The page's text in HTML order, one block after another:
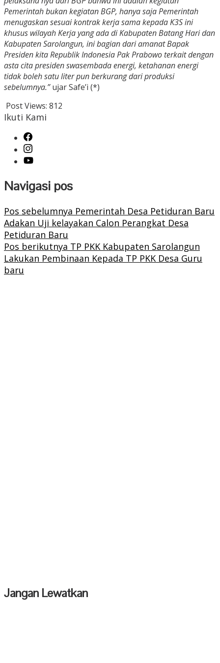
Pemerintah bukan kegiatan BGP, hanya saja Pemerintah
menugaskan sesuai kontrak kerja sama kepada K3S ini
khusus wilayah Kerja yang ada di Kabupaten Batang Hari dan
Kabupaten Sarolangun, ini bagian dari amanat Bapak
Presiden kita Republik Indonesia Pak Prabowo terkait dengan
asta cita presiden swasembada energi, ketahanan energi
tidak boleh satu liter pun berkurang dari produksi
sebelumnya.”ujar Safe’i (*)
Post Views: 812
Ikuti Kami
Navigasi pos
Pos sebelumnya Pemerintah Desa Petiduran Baru
Adakan Uji kelayakan Calon Perangkat Desa
Petiduran Baru
Pos berikutnya TP PKK Kabupaten Sarolangun
Lakukan Pembinaan Kepada TP PKK Desa Guru
baru
Jangan Lewatkan